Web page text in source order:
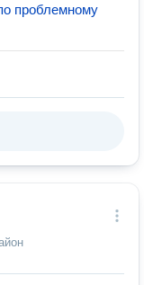
проблемному